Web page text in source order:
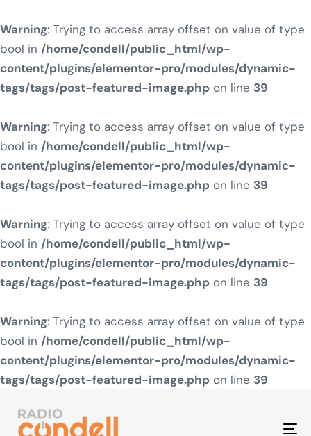
Warning: Trying to access array offset on value of type
bool in /home/condell/public_html/wp-
content/plugins/elementor-pro/modules/dynamic-
tags/tags/post-featured-image.php on line 39
Warning: Trying to access array offset on value of type
bool in /home/condell/public_html/wp-
content/plugins/elementor-pro/modules/dynamic-
tags/tags/post-featured-image.php on line 39
Warning: Trying to access array offset on value of type
bool in /home/condell/public_html/wp-
content/plugins/elementor-pro/modules/dynamic-
tags/tags/post-featured-image.php on line 39
Warning: Trying to access array offset on value of type
bool in /home/condell/public_html/wp-
content/plugins/elementor-pro/modules/dynamic-
tags/tags/post-featured-image.php on line 39